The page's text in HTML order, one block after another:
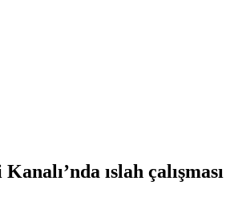
ıslah çalışması